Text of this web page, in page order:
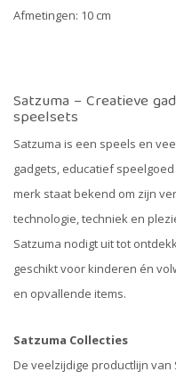
Afmetingen: 10 cm
Satzuma – Creatieve
speelsets
Satzuma is een speels en
gadgets, educatief
merk staat bekend om zijn
technologie, techniek en
Satzuma nodigt uit tot
geschikt voor kinderen én
en opvallende items.
Satzuma Collecties
De veelzijdige productlijn